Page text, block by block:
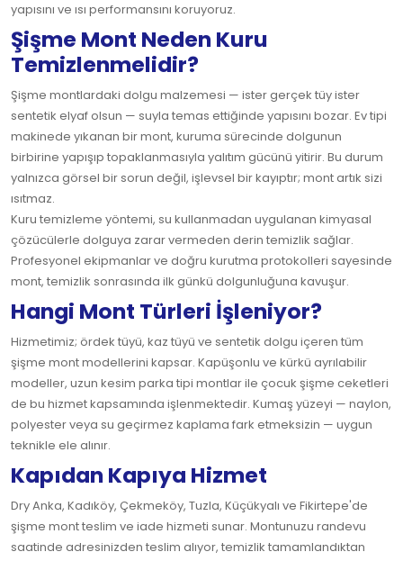
yapısını ve ısı performansını koruyoruz.
Şişme Mont Neden Kuru
Temizlenmelidir?
Şişme montlardaki dolgu malzemesi — ister gerçek tüy ister
sentetik elyaf olsun — suyla temas ettiğinde yapısını bozar. Ev tipi
makinede yıkanan bir mont, kuruma sürecinde dolgunun
birbirine yapışıp topaklanmasıyla yalıtım gücünü yitirir. Bu durum
yalnızca görsel bir sorun değil, işlevsel bir kayıptır; mont artık sizi
ısıtmaz.
Kuru temizleme yöntemi, su kullanmadan uygulanan kimyasal
çözücülerle dolguya zarar vermeden derin temizlik sağlar.
Profesyonel ekipmanlar ve doğru kurutma protokolleri sayesinde
mont, temizlik sonrasında ilk günkü dolgunluğuna kavuşur.
Hangi Mont Türleri İşleniyor?
Hizmetimiz; ördek tüyü, kaz tüyü ve sentetik dolgu içeren tüm
şişme mont modellerini kapsar. Kapüşonlu ve kürkü ayrılabilir
modeller, uzun kesim parka tipi montlar ile çocuk şişme ceketleri
de bu hizmet kapsamında işlenmektedir. Kumaş yüzeyi — naylon,
polyester veya su geçirmez kaplama fark etmeksizin — uygun
teknikle ele alınır.
Kapıdan Kapıya Hizmet
Dry Anka, Kadıköy, Çekmeköy, Tuzla, Küçükyalı ve Fikirtepe'de
şişme mont teslim ve iade hizmeti sunar. Montunuzu randevu
saatinde adresinizden teslim alıyor, temizlik tamamlandıktan